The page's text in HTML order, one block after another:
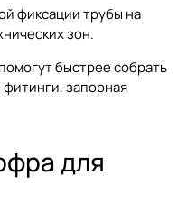
фиксации трубы на
зон.
быстрее собрать
фитинги,запорная
для